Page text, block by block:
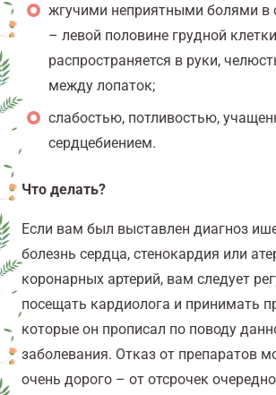
жгучими неприятными болями в
– левой половине грудной
распространяется в руки,
между лопаток;
слабостью, потливостью,
сердцебиением.
Что делать?
Если вам был выставлен диагноз
болезнь сердца, стенокардия или
коронарных артерий, вам следует
посещать кардиолога и принимать
которые он прописал по поводу
заболевания. Отказ от препаратов
очень дорого – от отсрочек